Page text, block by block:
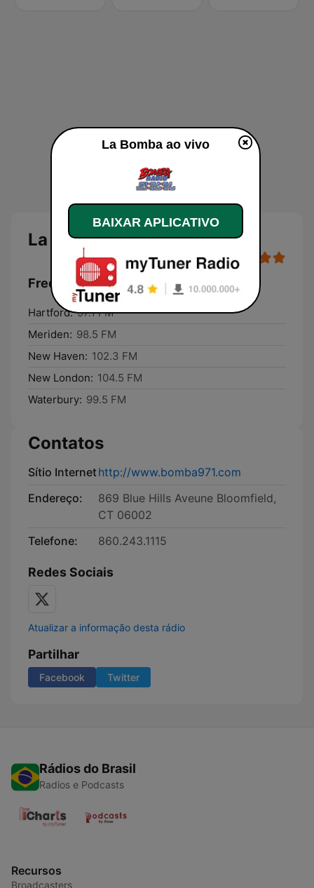
La Bomba
Frequências La Bomba:
Hartford: 97.1 FM
Meriden: 98.5 FM
New Haven: 102.3 FM
New London: 104.5 FM
Waterbury: 99.5 FM
Contatos
Sítio Internethttp://www.bomba971.com
Endereço:
869 Blue Hills Aveune Bloomfield,
CT 06002
Telefone:
860.243.1115
Redes Sociais
Atualizar a informação desta rádio
Partilhar
Facebook Twitter
Rádios do Brasil
Radios e Podcasts
Recursos
Broadcasters
La Bomba ao vivo
BAIXAR APLICATIVO